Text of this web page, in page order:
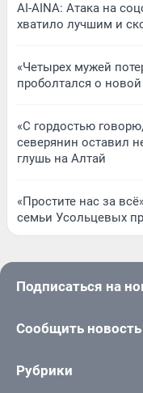
AI-AINA: Атака на
хватило лучшим и
«Четырех мужей
проболтался о
«С гордостью
северянин оставил
глушь на Алтай
«Простите нас за
семьи Усольцевых
Подписаться на
Сообщить новость
Рубрики